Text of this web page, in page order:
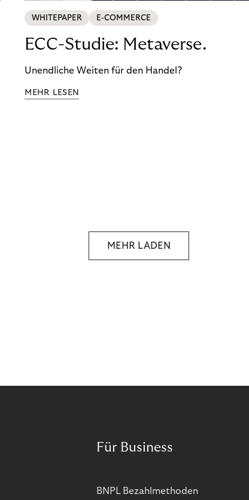
WHITEPAPER E-COMMERCE
ECC-Studie: Metaverse.
Unendliche Weiten für den Handel?
MEHR LESEN
MEHR LADEN
Für Business
BNPL Bezahlmethoden